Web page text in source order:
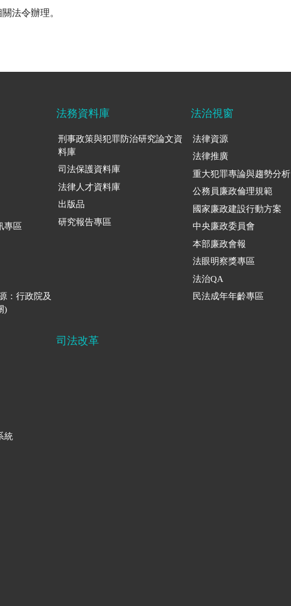
法令辦理。
專區
：行政院及
)
法務資料庫
刑事政策與犯罪防治研究論文資
料庫
司法保護資料庫
法律人才資料庫
出版品
研究報告專區
法治視窗
法律資源
法律推廣
重大犯罪專論與趨勢分析
公務員廉政倫理規範
國家廉政建設行動方案
中央廉政委員會
本部廉政會報
法眼明察獎專區
法治QA
民法成年年齡專區
統
司法改革